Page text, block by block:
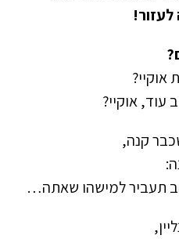
לעזור!
עוד, אוקיי?
קנה,
תעביר למישהו שאתה…